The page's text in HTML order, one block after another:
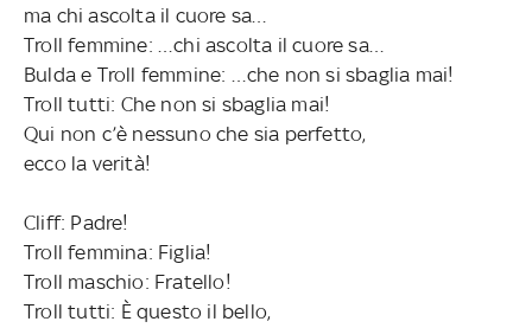
ma chi ascolta il cuore sa…
Troll femmine: …chi ascolta il cuore sa…
Bulda e Troll femmine: …che non si sbaglia mai!
Troll tutti: Che non si sbaglia mai!
Qui non c’è nessuno che sia perfetto,
ecco la verità!
Cliff: Padre!
Troll femmina: Figlia!
Troll maschio: Fratello!
Troll tutti: È questo il bello,